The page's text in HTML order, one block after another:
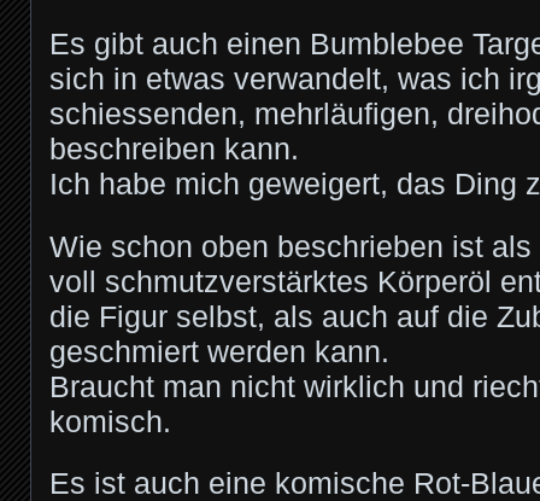
Es gibt auch einen Bumblebee
sich in etwas verwandelt, was ich
schiessenden, mehrläufigen,
beschreiben kann.
Ich habe mich geweigert, das Ding
Wie schon oben beschrieben ist
voll schmutzverstärktes Körperöl
die Figur selbst, als auch auf die
geschmiert werden kann.
Braucht man nicht wirklich und
komisch.
Es ist auch eine komische Rot-